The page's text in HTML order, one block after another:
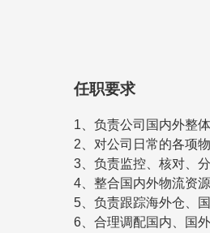
任职要求
1、负责公司国内外整
2、对公司日常的各项
3、负责监控、核对、
4、整合国内外物流资
5、负责跟踪海外仓、
6、合理调配国内、国